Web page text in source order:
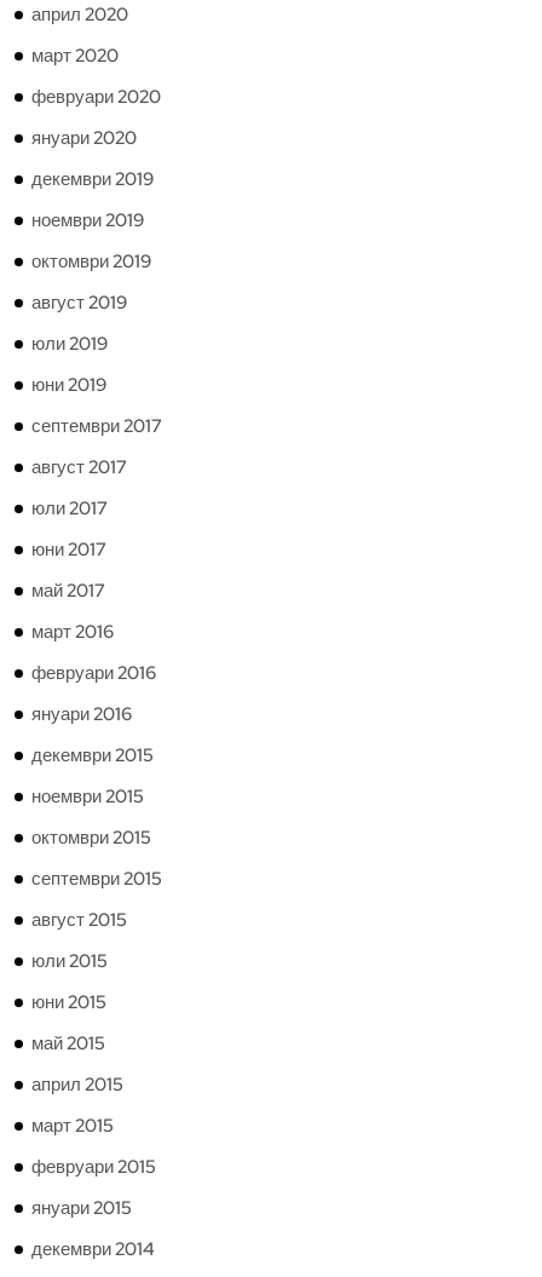
април 2020
март 2020
февруари 2020
януари 2020
декември 2019
ноември 2019
октомври 2019
август 2019
юли 2019
юни 2019
септември 2017
август 2017
юли 2017
юни 2017
май 2017
март 2016
февруари 2016
януари 2016
декември 2015
ноември 2015
октомври 2015
септември 2015
август 2015
юли 2015
юни 2015
май 2015
април 2015
март 2015
февруари 2015
януари 2015
декември 2014